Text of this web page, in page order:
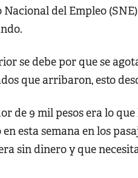
Nacional del Empleo
se debe por que se
que arribaron, esto
de 9 mil pesos era lo
en esta semana en los
sin dinero y que